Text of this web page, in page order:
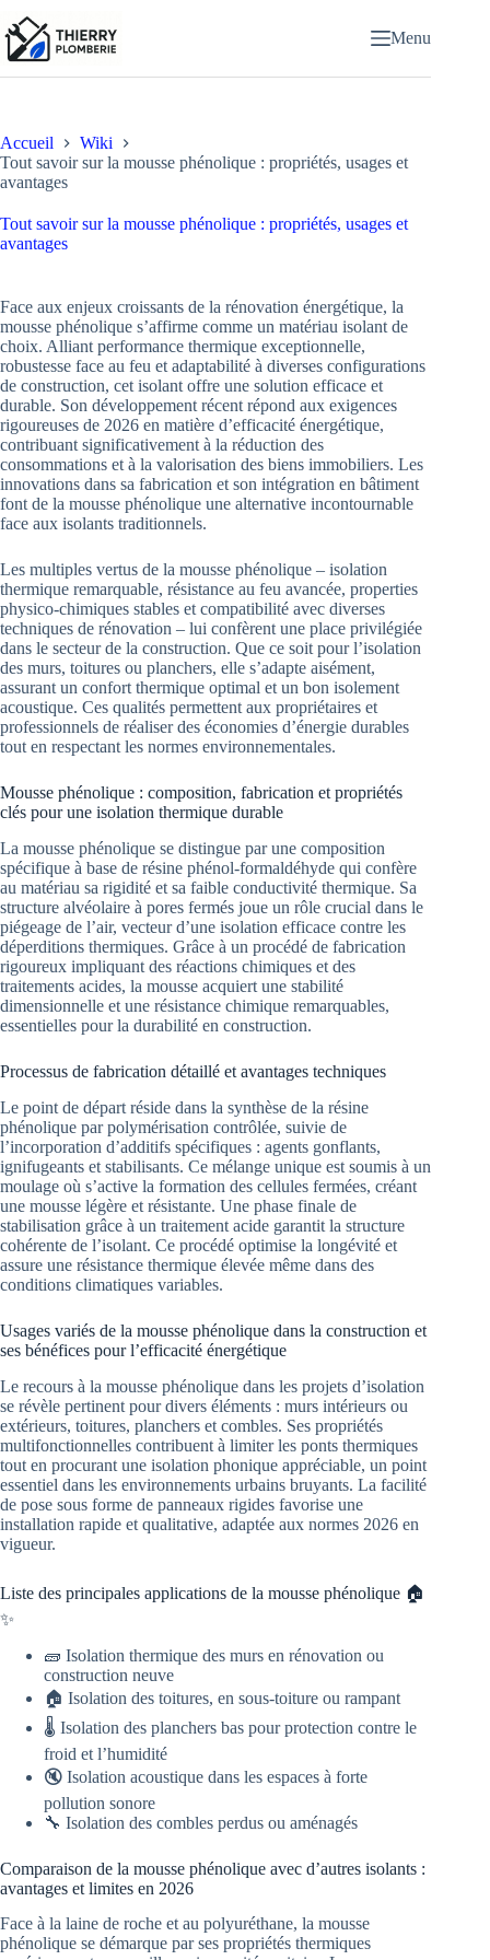
au
contenu
Menu
Accueil
Wiki
Tout savoir sur la mousse phénolique : propriétés, usages et
avantages
Tout savoir sur la mousse phénolique : propriétés, usages et
avantages
Face aux enjeux croissants de la rénovation énergétique, la
mousse phénolique s’affirme comme un matériau isolant de
choix. Alliant performance thermique exceptionnelle,
robustesse face au feu et adaptabilité à diverses configurations
de construction, cet isolant offre une solution efficace et
durable. Son développement récent répond aux exigences
rigoureuses de 2026 en matière d’efficacité énergétique,
contribuant significativement à la réduction des
consommations et à la valorisation des biens immobiliers. Les
innovations dans sa fabrication et son intégration en bâtiment
font de la mousse phénolique une alternative incontournable
face aux isolants traditionnels.
Les multiples vertus de la mousse phénolique – isolation
thermique remarquable, résistance au feu avancée, properties
physico-chimiques stables et compatibilité avec diverses
techniques de rénovation – lui confèrent une place privilégiée
dans le secteur de la construction. Que ce soit pour l’isolation
des murs, toitures ou planchers, elle s’adapte aisément,
assurant un confort thermique optimal et un bon isolement
acoustique. Ces qualités permettent aux propriétaires et
professionnels de réaliser des économies d’énergie durables
tout en respectant les normes environnementales.
Mousse phénolique : composition, fabrication et propriétés
clés pour une isolation thermique durable
La mousse phénolique se distingue par une composition
spécifique à base de résine phénol-formaldéhyde qui confère
au matériau sa rigidité et sa faible conductivité thermique. Sa
structure alvéolaire à pores fermés joue un rôle crucial dans le
piégeage de l’air, vecteur d’une isolation efficace contre les
déperditions thermiques. Grâce à un procédé de fabrication
rigoureux impliquant des réactions chimiques et des
traitements acides, la mousse acquiert une stabilité
dimensionnelle et une résistance chimique remarquables,
essentielles pour la durabilité en construction.
Processus de fabrication détaillé et avantages techniques
Le point de départ réside dans la synthèse de la résine
phénolique par polymérisation contrôlée, suivie de
l’incorporation d’additifs spécifiques : agents gonflants,
ignifugeants et stabilisants. Ce mélange unique est soumis à un
moulage où s’active la formation des cellules fermées, créant
une mousse légère et résistante. Une phase finale de
stabilisation grâce à un traitement acide garantit la structure
cohérente de l’isolant. Ce procédé optimise la longévité et
assure une résistance thermique élevée même dans des
conditions climatiques variables.
Usages variés de la mousse phénolique dans la construction et
ses bénéfices pour l’efficacité énergétique
Le recours à la mousse phénolique dans les projets d’isolation
se révèle pertinent pour divers éléments : murs intérieurs ou
extérieurs, toitures, planchers et combles. Ses propriétés
multifonctionnelles contribuent à limiter les ponts thermiques
tout en procurant une isolation phonique appréciable, un point
essentiel dans les environnements urbains bruyants. La facilité
de pose sous forme de panneaux rigides favorise une
installation rapide et qualitative, adaptée aux normes 2026 en
vigueur.
Liste des principales applications de la mousse phénolique 🏠
✨
🧱 Isolation thermique des murs en rénovation ou
construction neuve
🏠 Isolation des toitures, en sous-toiture ou rampant
🌡️ Isolation des planchers bas pour protection contre le
froid et l’humidité
🔇 Isolation acoustique dans les espaces à forte
pollution sonore
🔧 Isolation des combles perdus ou aménagés
Comparaison de la mousse phénolique avec d’autres isolants :
avantages et limites en 2026
Face à la laine de roche et au polyuréthane, la mousse
phénolique se démarque par ses propriétés thermiques